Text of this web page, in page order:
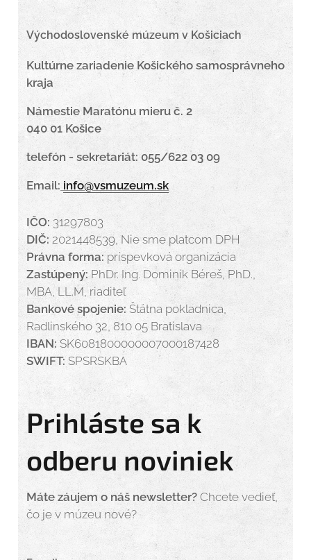
Východoslovenské múzeum v Košiciach
Kultúrne zariadenie Košického samosprávneho
kraja
Námestie Maratónu mieru č. 2
040 01 Košice
telefón - sekretariát: 055/622 03 09
Email: info@vsmuzeum.sk
IČO:31297803
DIČ: 2021448539, Nie sme platcom DPH
Právna forma: príspevková organizácia
Zastúpený: PhDr. Ing. Dominik Béreš, PhD.,
MBA, LL.M, riaditeľ
Bankové spojenie: Štátna pokladnica,
Radlinského 32, 810 05 Bratislava
IBAN: SK6081800000007000187428
SWIFT: SPSRSKBA
Prihláste sa k
odberu noviniek
Máte záujem o náš newsletter? Chcete vedieť,
čo je v múzeu nové?